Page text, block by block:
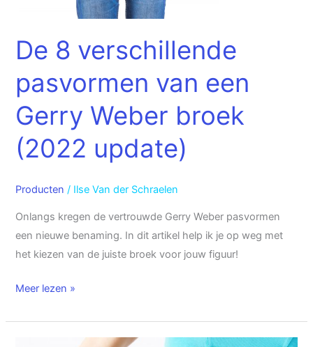
De 8 verschillende
pasvormen van een
Gerry Weber broek
(2022 update)
Producten / Ilse Van der Schraelen
Onlangs kregen de vertrouwde Gerry Weber pasvormen
een nieuwe benaming. In dit artikel help ik je op weg met
het kiezen van de juiste broek voor jouw figuur!
Meer lezen »